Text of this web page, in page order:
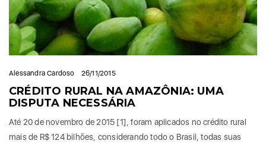
Alessandra Cardoso 26/11/2015
CRÉDITO RURAL NA AMAZÔNIA: UMA
DISPUTA NECESSÁRIA
Até 20 de novembro de 2015 [1], foram aplicados no crédito rural
mais de R$ 124 bilhões, considerando todo o Brasil, todas suas